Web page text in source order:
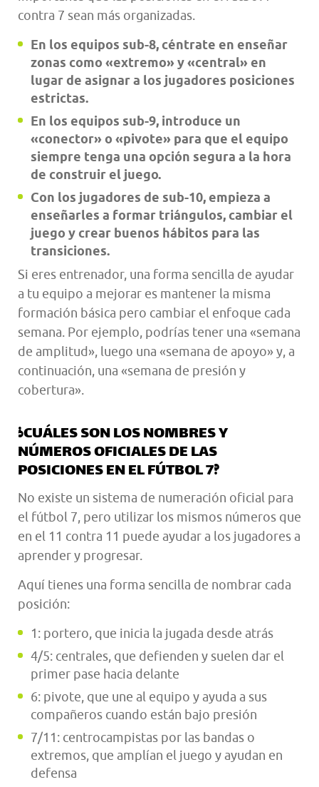
contra 7 sean más organizadas.
En los equipos sub-8, céntrate en enseñar
zonas como «extremo» y «central» en
lugar de asignar a los jugadores posiciones
estrictas.
En los equipos sub-9, introduce un
«conector» o «pivote» para que el equipo
siempre tenga una opción segura a la hora
de construir el juego.
Con los jugadores de sub-10, empieza a
enseñarles a formar triángulos, cambiar el
juego y crear buenos hábitos para las
transiciones.
Si eres entrenador, una forma sencilla de ayudar
a tu equipo a mejorar es mantener la misma
formación básica pero cambiar el enfoque cada
semana. Por ejemplo, podrías tener una «semana
de amplitud», luego una «semana de apoyo» y, a
continuación, una «semana de presión y
cobertura».
¿CUÁLES SON LOS NOMBRES Y
NÚMEROS OFICIALES DE LAS
POSICIONES EN EL FÚTBOL 7?
No existe un sistema de numeración oficial para
el fútbol 7, pero utilizar los mismos números que
en el 11 contra 11 puede ayudar a los jugadores a
aprender y progresar.
Aquí tienes una forma sencilla de nombrar cada
posición:
1: portero, que inicia la jugada desde atrás
4/5: centrales, que defienden y suelen dar el
primer pase hacia delante
6: pivote, que une al equipo y ayuda a sus
compañeros cuando están bajo presión
7/11: centrocampistas por las bandas o
extremos, que amplían el juego y ayudan en
defensa